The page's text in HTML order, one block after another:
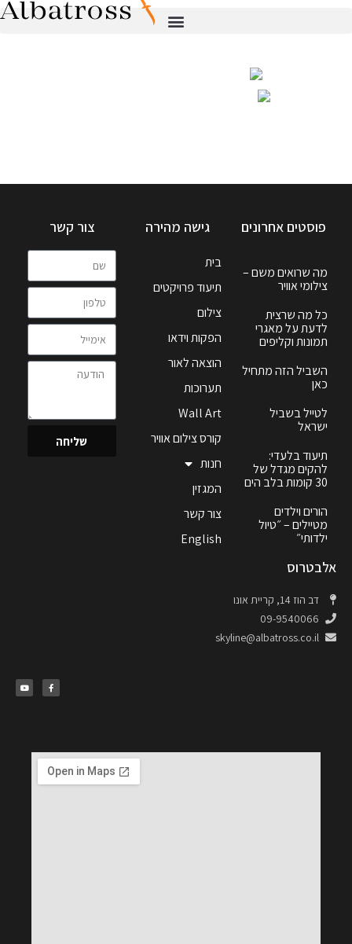
פוסטים אחרונים
מה שרואים משם –
צילומי אוויר
כל מה שרצית
לדעת על מאגרי
תמונות וקליפים
השביל הזה מתחיל
כאן
לטייל בשביל
ישראל
תיעוד בלעדי:
להקים מגדל של
30 קומות בלב הים
הורים וילדים
מטיילים – ״טיול
ילדותי״
גישה מהירה
בית
תיעוד פרויקטים
צילום
הפקות וידאו
הוצאה לאור
תערוכות
Wall Art
קורס צילום אוויר
חנות
המגזין
צור קשר
English
צור קשר
שליחה
אלבטרוס
דב הוז 14, קריית אונו
09-9540066
skyline@albatross.co.il